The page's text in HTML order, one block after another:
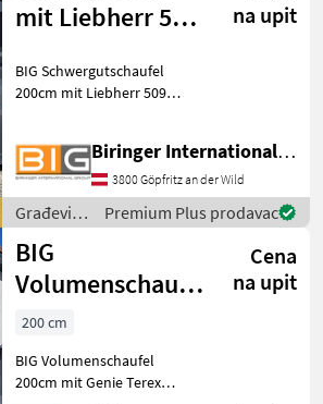
mit Liebherr 509
na upit
BIG Schwergutschaufel
200cm mit Liebherr 509
Građevinski strojevi Lopate
i kante
Biringer International GmbH
3800 Göpfritz an der Wild
Građevinski
strojevi /
Sonstige
Premium Plus prodavac
BIG
Volumenschaufel
200cm mit Genie
Terex Aufnahme
Cena
na upit
200 cm
BIG Volumenschaufel
200cm mit Genie Terex